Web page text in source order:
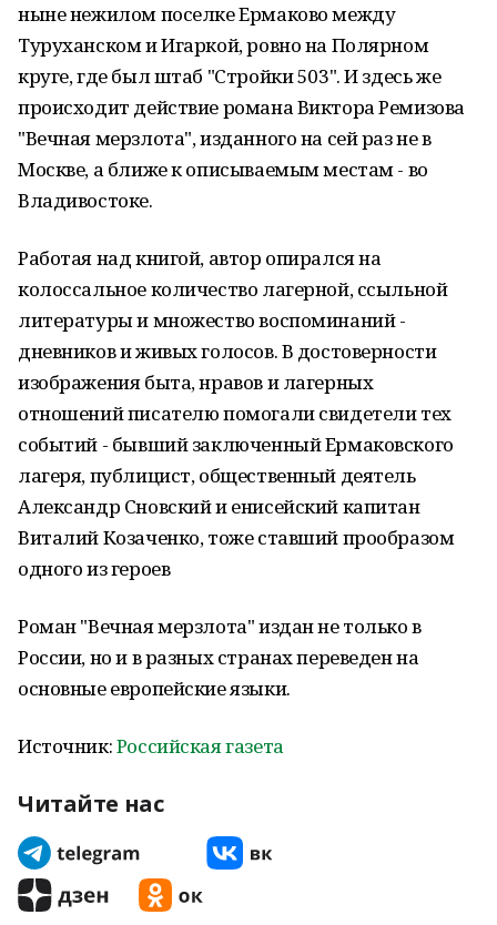
ныне нежилом поселке Ермаково между
Туруханском и Игаркой, ровно на Полярном
круге, где был штаб "Стройки 503". И здесь же
происходит действие романа Виктора Ремизова
"Вечная мерзлота", изданного на сей раз не в
Москве, а ближе к описываемым местам - во
Владивостоке.
Работая над книгой, автор опирался на
колоссальное количество лагерной, ссыльной
литературы и множество воспоминаний -
дневников и живых голосов. В достоверности
изображения быта, нравов и лагерных
отношений писателю помогали свидетели тех
событий - бывший заключенный Ермаковского
лагеря, публицист, общественный деятель
Александр Сновский и енисейский капитан
Виталий Козаченко, тоже ставший прообразом
одного из героев
Роман "Вечная мерзлота" издан не только в
России, но и в разных странах переведен на
основные европейские языки.
Источник:Российская газета
Читайте нас